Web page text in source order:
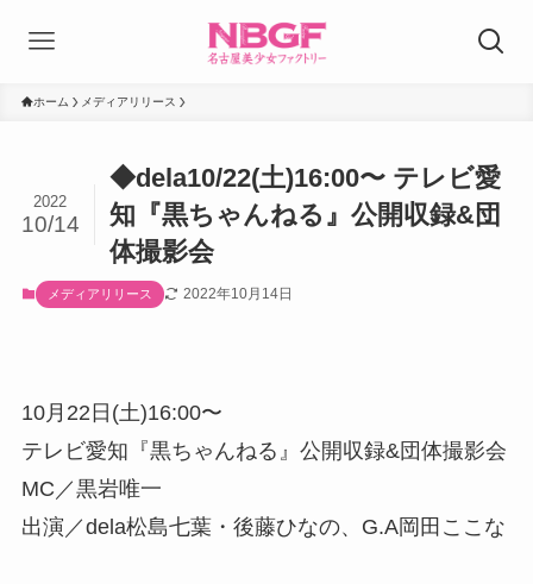
ホーム メディアリリース
◆dela10/22(土)16:00〜 テレビ愛
知『黒ちゃんねる』公開収録&団
体撮影会
2022
10/14
メディアリリース 2022年10月14日
10月22日(土)16:00〜
テレビ愛知『黒ちゃんねる』公開収録&団体撮影会
MC／黒岩唯一
出演／dela松島七葉・後藤ひなの、G.A岡田ここな